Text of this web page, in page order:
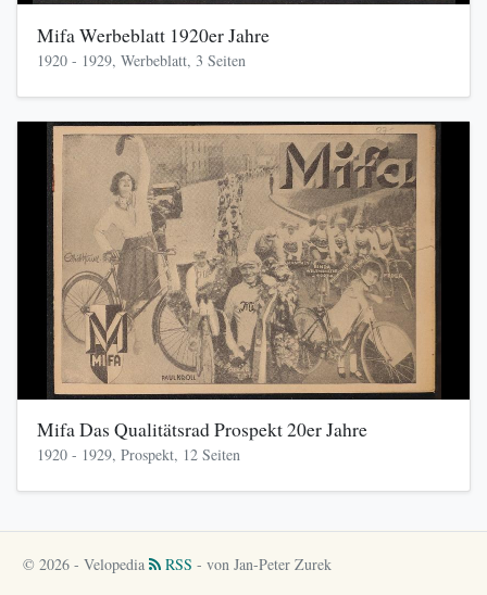
Mifa Werbeblatt 1920er Jahre
1920 - 1929, Werbeblatt, 3 Seiten
Mifa Das Qualitätsrad Prospekt 20er Jahre
1920 - 1929, Prospekt, 12 Seiten
© 2026 - Velopedia RSS - von Jan-Peter Zurek